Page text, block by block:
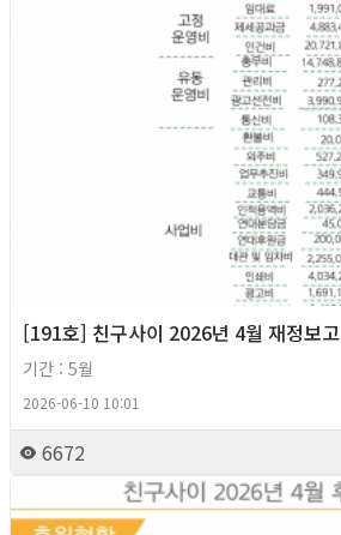
[191호] 친구사이 2026년 4월 재정보고
기간 : 5월
2026-06-10 10:01
6672